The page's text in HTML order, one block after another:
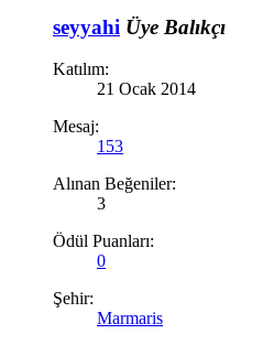
seyyahi Üye Balıkçı
Katılım:
21 Ocak 2014
Mesaj:
153
Alınan Beğeniler:
3
Ödül Puanları:
0
Şehir:
Marmaris